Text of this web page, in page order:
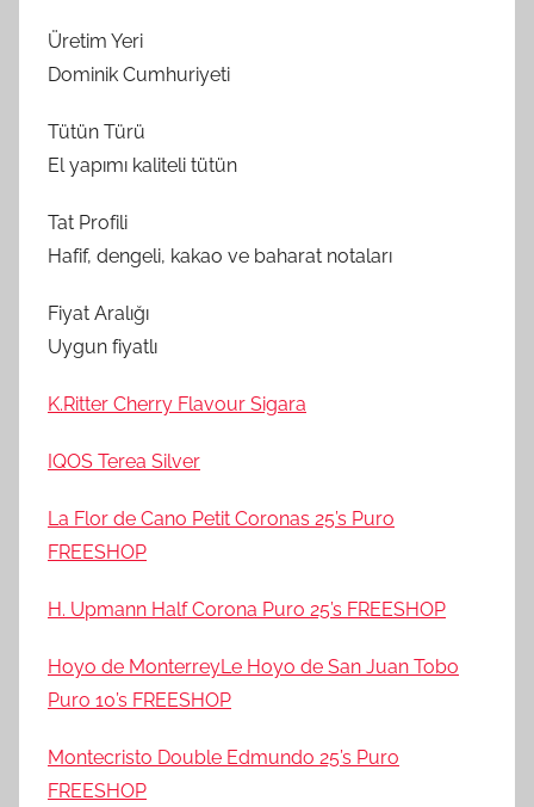
Üretim Yeri
Dominik Cumhuriyeti
Tütün Türü
El yapımı kaliteli tütün
Tat Profili
Hafif, dengeli, kakao ve baharat notaları
Fiyat Aralığı
Uygun fiyatlı
K.Ritter Cherry Flavour Sigara
IQOS Terea Silver
La Flor de Cano Petit Coronas 25’s Puro
FREESHOP
H. Upmann Half Corona Puro 25’s FREESHOP
Hoyo de MonterreyLe Hoyo de San Juan Tobo
Puro 10’s FREESHOP
Montecristo Double Edmundo 25’s Puro
FREESHOP